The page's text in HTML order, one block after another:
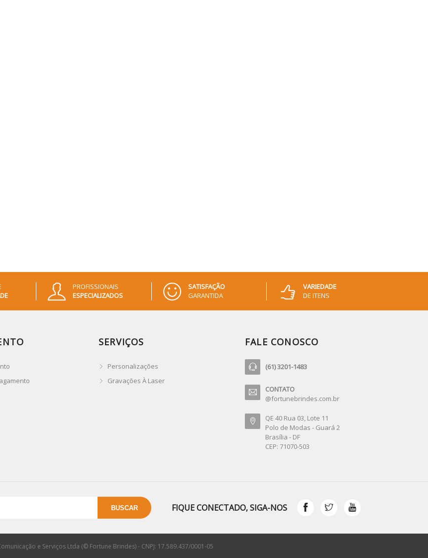
PROFISSIONAIS
ESPECIALIZADOS
SATISFAÇÃO
GARANTIDA
VARIEDADE
DE ITENS
SERVIÇOS
Personalizações
Gravações À Laser
FALE CONOSCO
(61) 3201-1483
CONTATO
@fortunebrindes.com.br
QE 40 Rua 03, Lote 11
Polo de Modas - Guará 2
Brasília - DF
CEP: 71070-503
FIQUE CONECTADO, SIGA-NOS
e Serviços Ltda (© Fortune Brindes) - CNPJ: 17.589.437/0001-05